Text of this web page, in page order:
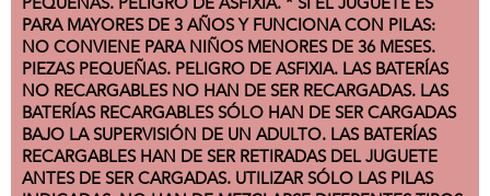
PARA MAYORES DE 3 AÑOS Y FUNCIONA CON PILAS:
NO CONVIENE PARA NIÑOS MENORES DE 36 MESES.
PIEZAS PEQUEÑAS. PELIGRO DE ASFIXIA. LAS BATERÍAS
NO RECARGABLES NO HAN DE SER RECARGADAS. LAS
BATERÍAS RECARGABLES SÓLO HAN DE SER CARGADAS
BAJO LA SUPERVISIÓN DE UN ADULTO. LAS BATERÍAS
RECARGABLES HAN DE SER RETIRADAS DEL JUGUETE
ANTES DE SER CARGADAS. UTILIZAR SÓLO LAS PILAS